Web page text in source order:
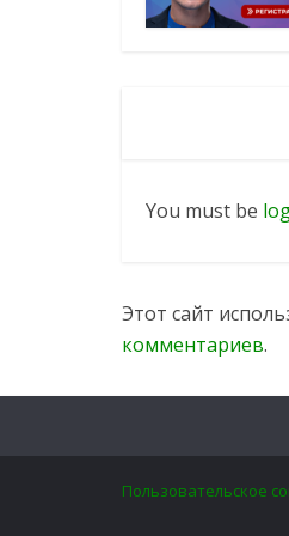
You must be
Этот сайт
комментариев.
Пользовательское